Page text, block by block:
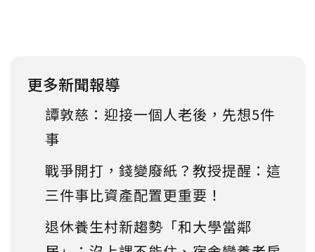
更多新聞報導
譚敦慈：迎接一個人老後，先想5件
事
戰爭開打，錢變廢紙？教授提醒：這
三件事比資產配置更重要！
退休養生村新趨勢「和大學當鄰